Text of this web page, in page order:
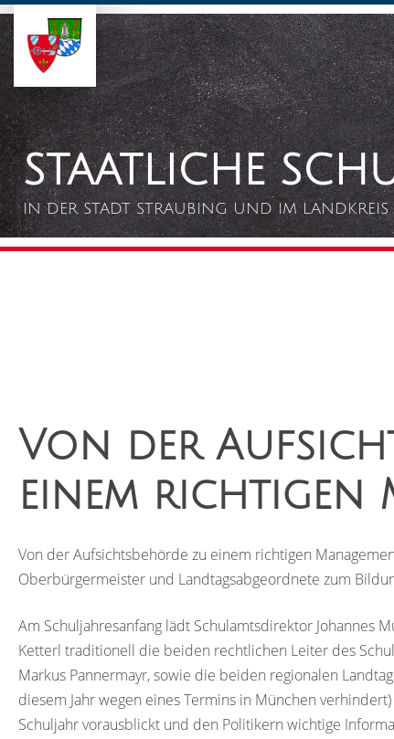
Staatliche
Schulämter
Straubing
Bogen
STAATLICHE
IN DER STADT STRAUBING UND IM
Von der
einem richtigen
Von der Aufsichtsbehörde zu einem richtigen
Oberbürgermeister und Landtagsabgeordnete zum
Am Schuljahresanfang lädt Schulamtsdirektor Johannes
Ketterl traditionell die beiden rechtlichen Leiter des
Markus Pannermayr, sowie die beiden regionalen
diesem Jahr wegen eines Termins in München
Schuljahr vorausblickt und den Politikern wichtige